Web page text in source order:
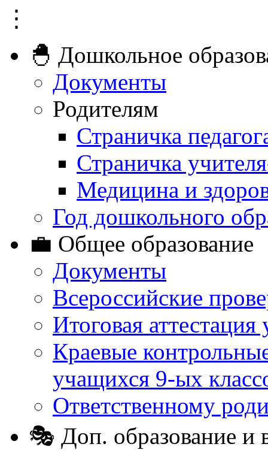
⋮
🐣 Дошкольное
Документы
Родителям
Страничка
Страничка
Медицина и
Год дошкольного
💼 Общее образование
Документы
Всероссийские
Итоговая
Краевые
учащихся 9-ых
Ответственному
🎭 Доп. образование и